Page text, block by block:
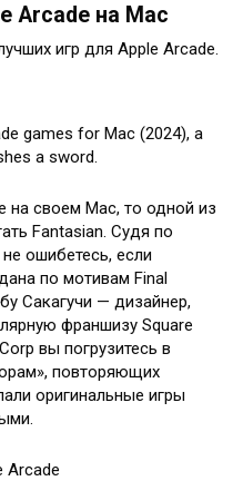
Arcade на Mac
игр для Apple Arcade.
на своем Mac, то одной из
Fantasian. Судя по
ошибетесь, если
по мотивам Final
Сакагучи — дизайнер,
франшизу Square
вы погрузитесь в
повторяющих
оригинальные игры
Arcade